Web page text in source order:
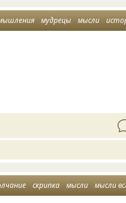
мудрецы мысли
скрипка мысли мысли